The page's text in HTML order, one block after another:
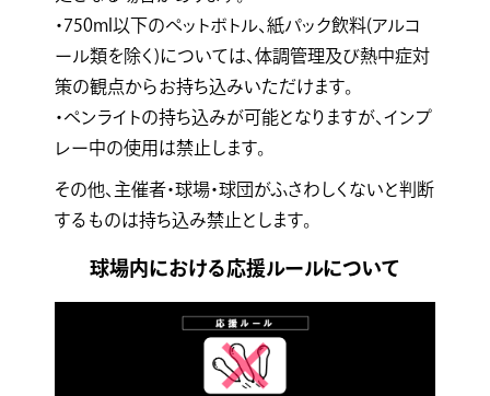
・750ml以下のペットボトル、紙パック飲料(アルコ
ール類を除く)については、体調管理及び熱中症対
策の観点からお持ち込みいただけます。
・ペンライトの持ち込みが可能となりますが、インプ
レー中の使用は禁止します。
その他、主催者・球場・球団がふさわしくないと判断
するものは持ち込み禁止とします。
球場内における応援ルールについて